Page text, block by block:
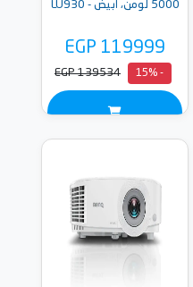
5000 لومن، أبيض - LU930
EGP 119999
- 15%
EGP 139534